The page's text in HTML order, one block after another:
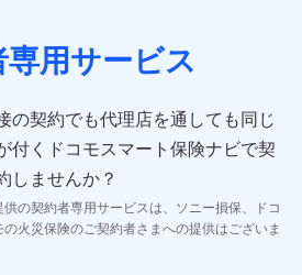
報
クラウド並びに法人向けASPサー
合わせ情報
するため
情報提供や、皆様に有用なお知らせ
専用サービス
の契約でも代理店を通しても同じ
付くドコモスマート保険ナビで契
しませんか？
供の契約者専用サービスは、ソニー損保、ドコ
火災保険のご契約者さまへの提供はございま